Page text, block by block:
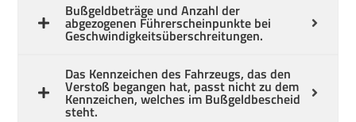
Bußgeldbeträge und Anzahl der
abgezogenen Führerscheinpunkte bei
Geschwindigkeitsüberschreitungen.
Das Kennzeichen des Fahrzeugs, das den
Verstoß begangen hat, passt nicht zu dem
Kennzeichen, welches im Bußgeldbescheid
steht.